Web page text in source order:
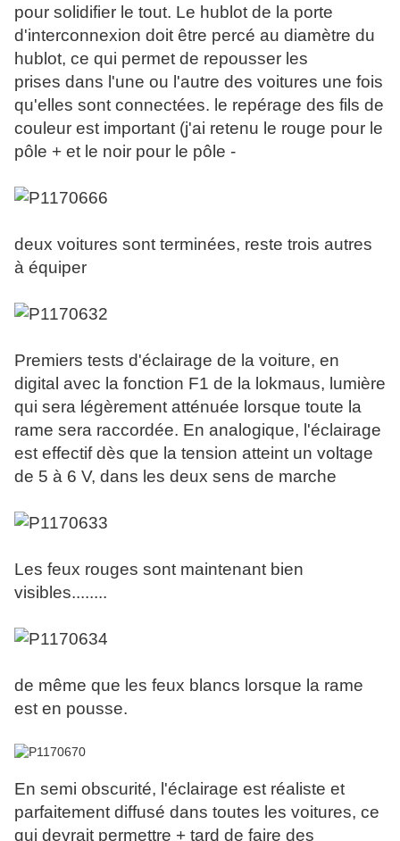
pour solidifier le tout. Le hublot de la porte
d'interconnexion doit être percé au diamètre du
hublot, ce qui permet de repousser les
prises dans l'une ou l'autre des voitures une fois
qu'elles sont connectées. le repérage des fils de
couleur est important (j'ai retenu le rouge pour le
pôle + et le noir pour le pôle -
deux voitures sont terminées, reste trois autres
à équiper
Premiers tests d'éclairage de la voiture, en
digital avec la fonction F1 de la lokmaus, lumière
qui sera légèrement atténuée lorsque toute la
rame sera raccordée. En analogique, l'éclairage
est effectif dès que la tension atteint un voltage
de 5 à 6 V, dans les deux sens de marche
Les feux rouges sont maintenant bien
visibles........
de même que les feux blancs lorsque la rame
est en pousse.
En semi obscurité, l'éclairage est réaliste et
parfaitement diffusé dans toutes les voitures, ce
qui devrait permettre + tard de faire des